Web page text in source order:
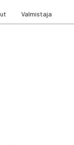
Valmistaja